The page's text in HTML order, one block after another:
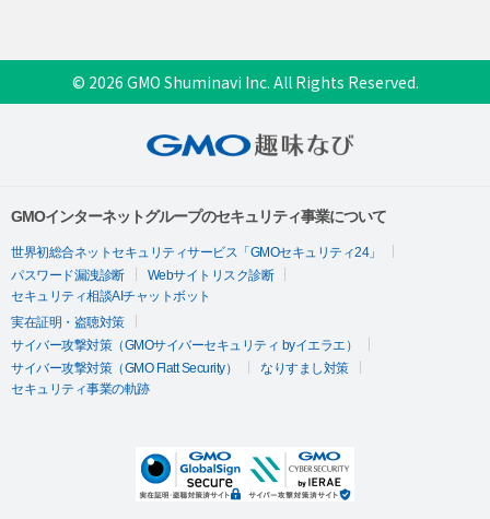
© 2026 GMO Shuminavi Inc. All Rights Reserved.